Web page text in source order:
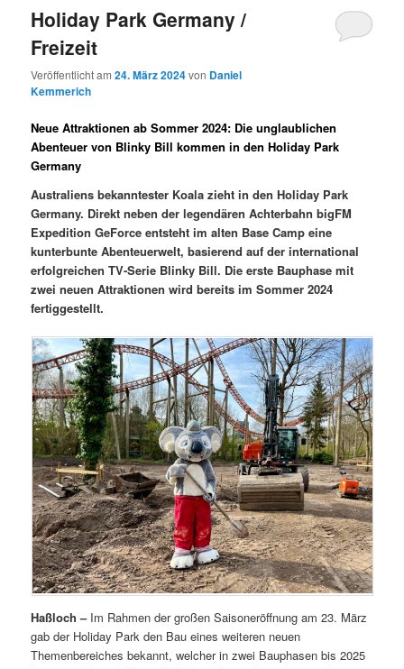
Holiday Park Germany /
Freizeit
Veröffentlicht am24. März 2024von Daniel
Kemmerich
Neue Attraktionen ab Sommer 2024: Die unglaublichen
Abenteuer von Blinky Bill kommen in den Holiday Park
Germany
Australiens bekanntester Koala zieht in den Holiday Park
Germany. Direkt neben der legendären Achterbahn bigFM
Expedition GeForce entsteht im alten Base Camp eine
kunterbunte Abenteuerwelt, basierend auf der international
erfolgreichen TV-Serie Blinky Bill. Die erste Bauphase mit
zwei neuen Attraktionen wird bereits im Sommer 2024
fertiggestellt.
Haßloch –Im Rahmen der großen Saisoneröffnung am 23. März
gab der Holiday Park den Bau eines weiteren neuen
Themenbereiches bekannt, welcher in zwei Bauphasen bis 2025